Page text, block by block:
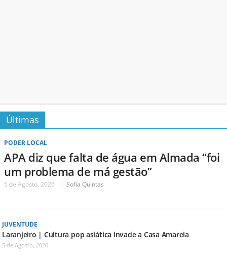
Últimas
PODER LOCAL
APA diz que falta de água em Almada “foi
um problema de má gestão”
5 de Agosto, 2026 Sofia Quintas
JUVENTUDE
Laranjeiro | Cultura pop asiática invade a Casa Amarela
5 de Agosto, 2026